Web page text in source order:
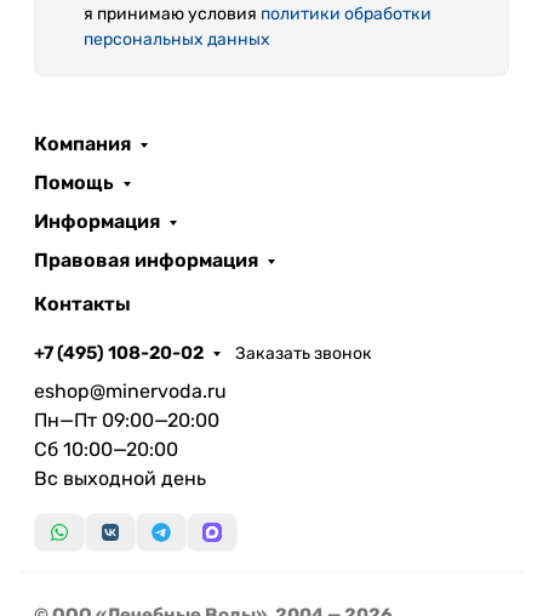
я принимаю условия политики обработки
персональных данных
Компания
Помощь
Информация
Правовая информация
Контакты
+7 (495) 108-20-02 Заказать звонок
eshop@minervoda.ru
Пн—Пт 09:00—20:00
Сб 10:00—20:00
Вс выходной день